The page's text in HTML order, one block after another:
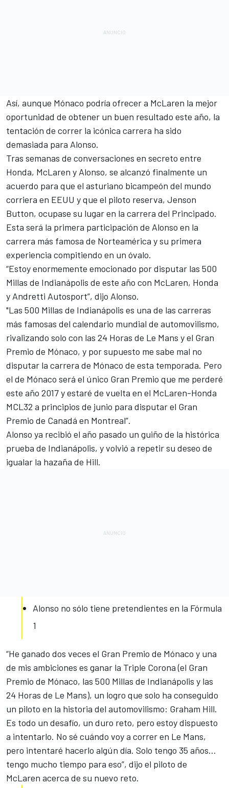
Así, aunque Mónaco podría ofrecer a McLaren la mejor
oportunidad de obtener un buen resultado este año, la
tentación de correr la icónica carrera ha sido
demasiada para Alonso.
Tras semanas de conversaciones en secreto entre
Honda, McLaren y Alonso, se alcanzó finalmente un
acuerdo para que el asturiano bicampeón del mundo
corriera en EEUU y que el piloto reserva, Jenson
Button, ocupase su lugar en la carrera del Principado.
Esta será la primera participación de Alonso en la
carrera más famosa de Norteamérica y su primera
experiencia compitiendo en un óvalo.
“Estoy enormemente emocionado por disputar las 500
Millas de Indianápolis de este año con McLaren, Honda
y Andretti Autosport”, dijo Alonso.
"Las 500 Millas de Indianápolis es una de las carreras
más famosas del calendario mundial de automovilismo,
rivalizando solo con las 24 Horas de Le Mans y el Gran
Premio de Mónaco, y por supuesto me sabe mal no
disputar la carrera de Mónaco de esta temporada. Pero
el de Mónaco será el único Gran Premio que me perderé
este año 2017 y estaré de vuelta en el McLaren-Honda
MCL32 a principios de junio para disputar el Gran
Premio de Canadá en Montreal”.
Alonso ya recibió el año pasado un guiño de la histórica
prueba de Indianápolis, y volvió a repetir su deseo de
igualar la hazaña de Hill.
Alonso no sólo tiene pretendientes en la Fórmula
1
“He ganado dos veces el Gran Premio de Mónaco y una
de mis ambiciones es ganar la Triple Corona (el Gran
Premio de Mónaco, las 500 Millas de Indianápolis y las
24 Horas de Le Mans), un logro que solo ha conseguido
un piloto en la historia del automovilismo: Graham Hill.
Es todo un desafío, un duro reto, pero estoy dispuesto
a intentarlo. No sé cuándo voy a correr en Le Mans,
pero intentaré hacerlo algún día. Solo tengo 35 años...
tengo mucho tiempo para eso”, dijo el piloto de
McLaren acerca de su nuevo reto.